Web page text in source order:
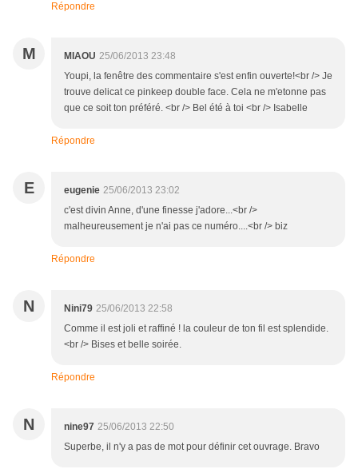
Répondre
M MIAOU 25/06/2013 23:48
Youpi, la fenêtre des commentaire s'est enfin ouverte!<br /> Je
trouve delicat ce pinkeep double face. Cela ne m'etonne pas
que ce soit ton préféré. <br /> Bel été à toi <br /> Isabelle
Répondre
E eugenie 25/06/2013 23:02
c'est divin Anne, d'une finesse j'adore...<br />
malheureusement je n'ai pas ce numéro....<br /> biz
Répondre
N Nini79 25/06/2013 22:58
Comme il est joli et raffiné ! la couleur de ton fil est splendide.
<br /> Bises et belle soirée.
Répondre
N nine97 25/06/2013 22:50
Superbe, il n'y a pas de mot pour définir cet ouvrage. Bravo